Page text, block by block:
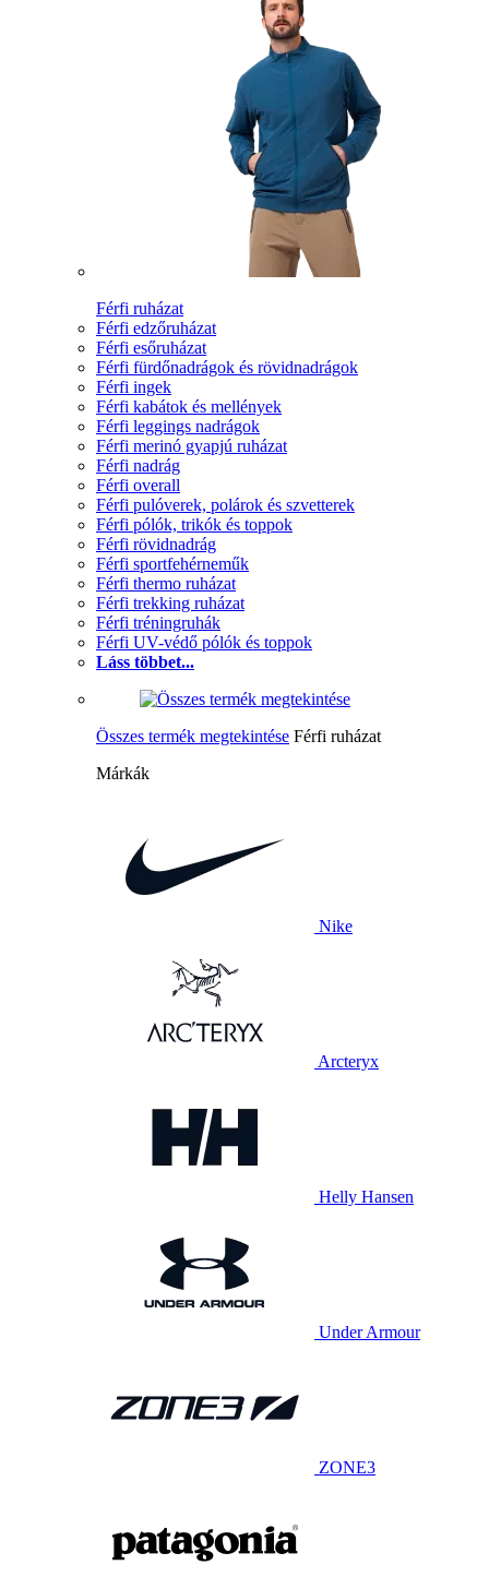
Férfi ruházat
Férfi edzőruházat
Férfi esőruházat
Férfi fürdőnadrágok és rövidnadrágok
Férfi ingek
Férfi kabátok és mellények
Férfi leggings nadrágok
Férfi merinó gyapjú ruházat
Férfi nadrág
Férfi overall
Férfi pulóverek, polárok és szvetterek
Férfi pólók, trikók és toppok
Férfi rövidnadrág
Férfi sportfehérneműk
Férfi thermo ruházat
Férfi trekking ruházat
Férfi tréningruhák
Férfi UV-védő pólók és toppok
Láss többet...
Összes termék megtekintése Férfi ruházat
Márkák
Nike
Arcteryx
Helly Hansen
Under Armour
ZONE3